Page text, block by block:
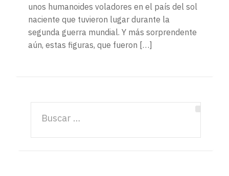
unos humanoides voladores en el país del sol
naciente que tuvieron lugar durante la
segunda guerra mundial. Y más sorprendente
aún, estas figuras, que fueron […]